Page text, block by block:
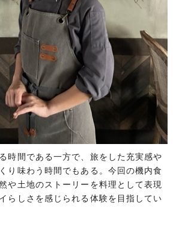
時間である一方で、旅をした充実感や
り味わう時間でもある。今回の機内食
や土地のストーリーを料理として表現
らしさを感じられる体験を目指してい